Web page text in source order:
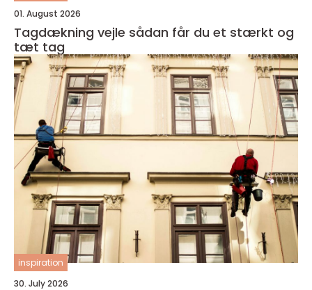
01. August 2026
Tagdækning vejle sådan får du et stærkt og
tæt tag
inspiration
30. July 2026